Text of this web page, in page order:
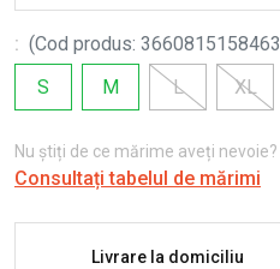
: (Cod produs: 3660815158463
S
M L XL
Nu știți de ce mărime aveți nevoie?
Consultați tabelul de mărimi
Livrare la domiciliu